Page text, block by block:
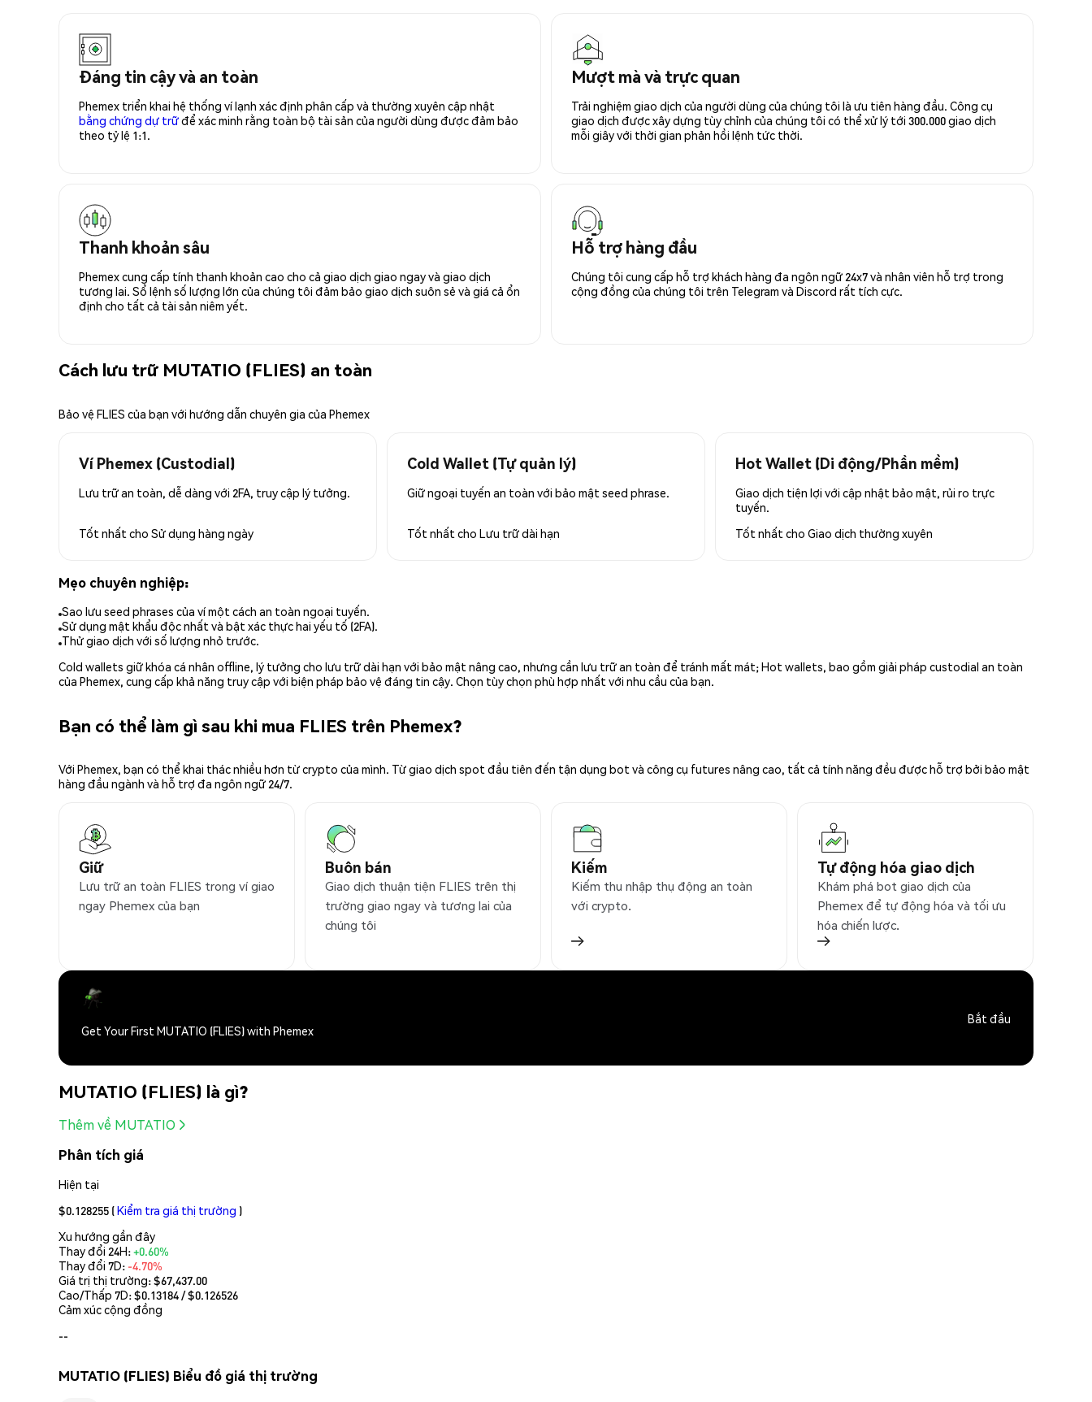
Đáng tin cậy và an toàn
Phemex triển khai hệ thống ví lạnh xác định phân cấp và thường xuyên cập nhật
bằng chứng dự trữđể xác minh rằng toàn bộ tài sản của người dùng được đảm bảo
theo tỷ lệ 1:1.
Mượt mà và trực quan
Trải nghiệm giao dịch của người dùng của chúng tôi là ưu tiên hàng đầu. Công cụ
giao dịch được xây dựng tùy chỉnh của chúng tôi có thể xử lý tới 300.000 giao dịch
mỗi giây với thời gian phản hồi lệnh tức thời.
Thanh khoản sâu
Phemex cung cấp tính thanh khoản cao cho cả giao dịch giao ngay và giao dịch
tương lai. Sổ lệnh số lượng lớn của chúng tôi đảm bảo giao dịch suôn sẻ và giá cả ổn
định cho tất cả tài sản niêm yết.
Hỗ trợ hàng đầu
Chúng tôi cung cấp hỗ trợ khách hàng đa ngôn ngữ 24x7 và nhân viên hỗ trợ trong
cộng đồng của chúng tôi trên Telegram và Discord rất tích cực.
Cách lưu trữ MUTATIO (FLIES) an toàn
Bảo vệ FLIES của bạn với hướng dẫn chuyên gia của Phemex
Ví Phemex (Custodial)
Lưu trữ an toàn, dễ dàng với 2FA, truy cập lý tưởng.
Tốt nhất cho Sử dụng hàng ngày
Cold Wallet (Tự quản lý)
Giữ ngoại tuyến an toàn với bảo mật seed phrase.
Tốt nhất cho Lưu trữ dài hạn
Hot Wallet (Di động/Phần mềm)
Giao dịch tiện lợi với cập nhật bảo mật, rủi ro trực
tuyến.
Tốt nhất cho Giao dịch thường xuyên
Mẹo chuyên nghiệp:
Sao lưu seed phrases của ví một cách an toàn ngoại tuyến.
Sử dụng mật khẩu độc nhất và bật xác thực hai yếu tố (2FA).
Thử giao dịch với số lượng nhỏ trước.
Cold wallets giữ khóa cá nhân offline, lý tưởng cho lưu trữ dài hạn với bảo mật nâng cao, nhưng cần lưu trữ an toàn để tránh mất mát; Hot wallets, bao gồm giải pháp custodial an toàn
của Phemex, cung cấp khả năng truy cập với biện pháp bảo vệ đáng tin cậy. Chọn tùy chọn phù hợp nhất với nhu cầu của bạn.
Bạn có thể làm gì sau khi mua FLIES trên Phemex?
Với Phemex, bạn có thể khai thác nhiều hơn từ crypto của mình. Từ giao dịch spot đầu tiên đến tận dụng bot và công cụ futures nâng cao, tất cả tính năng đều được hỗ trợ bởi bảo mật
hàng đầu ngành và hỗ trợ đa ngôn ngữ 24/7.
Giữ
Lưu trữ an toàn FLIES trong ví giao
ngay Phemex của bạn
Buôn bán
Giao dịch thuận tiện FLIES trên thị
trường giao ngay và tương lai của
chúng tôi
Kiếm
Kiếm thu nhập thụ động an toàn
với crypto.
Tự động hóa giao dịch
Khám phá bot giao dịch của
Phemex để tự động hóa và tối ưu
hóa chiến lược.
Get Your First MUTATIO (FLIES) with Phemex
Bắt đầu
MUTATIO (FLIES) là gì?
Thêm về MUTATIO
Phân tích giá
Hiện tại
$0.128255 (Kiểm tra giá thị trường )
Xu hướng gần đây
Thay đổi 24H:+0.60%
Thay đổi 7D: -4.70%
Giá trị thị trường:$67,437.00
Cao/Thấp 7D: $0.13184/ $0.126526
Cảm xúc cộng đồng
--
MUTATIO (FLIES) Biểu đồ giá thị trường